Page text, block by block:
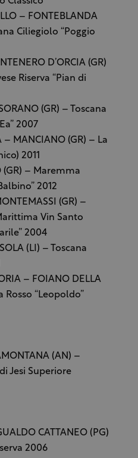
– FONTEBLANDA
Ciliegiolo “Poggio
D’ORCIA (GR)
Riserva “Pian di
(GR) – Toscana
2007
– MANCIANO (GR) – La
2011
(GR) – Maremma
2012
(GR) –
Vin Santo
2004
(LI) – Toscana
– FOIANO DELLA
Rosso “Leopoldo”
(AN) –
Jesi Superiore
CATTANEO (PG)
2006